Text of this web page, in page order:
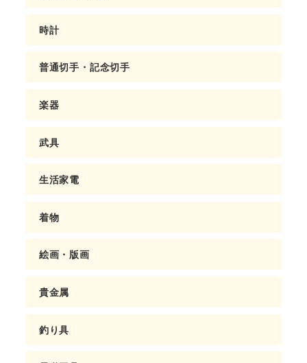
時計
普通切手・記念切手
楽器
武具
生活家電
着物
絵画・版画
貴金属
釣り具